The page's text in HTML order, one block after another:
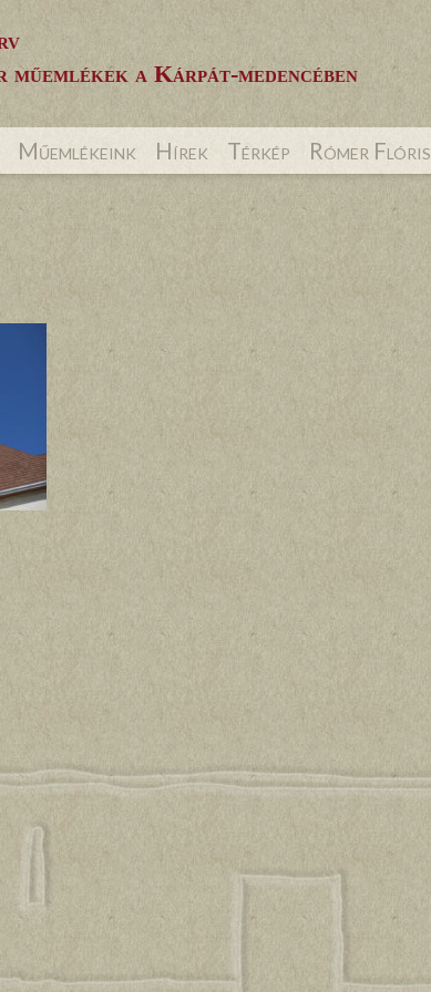
a Kárpát-medencében
Műemlékeink Hírek Térkép Rómer Flóris